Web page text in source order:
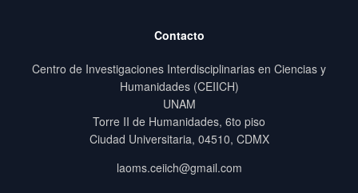
Contacto
Centro de Investigaciones Interdisciplinarias en Ciencias y
Humanidades (CEIICH)
UNAM
Torre II de Humanidades, 6to piso
Ciudad Universitaria, 04510, CDMX
laoms.ceiich@gmail.com